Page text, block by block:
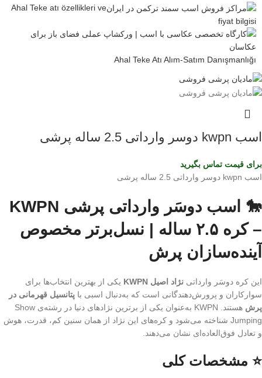
Ahal Teke atı özellikleri ve
fiyat bilgisi
Ahal Teke Atı Alım-Satım Danışmanlığı
اسب kwpn دوسر وارداتی 2.5 ساله پرشی
برای قیمت تماس بگیرید
اسب kwpn دوسر وارداتی 2.5 ساله پرشی
🐎 اسب دوسَر وارداتی پرشی KWPN
– کره ۲.۵ ساله | نسل‌برتر مخصوص
آینده‌سازان پرش
این کره دوسَر وارداتی نژاد اصیل KWPN
یکی از بهترین انتخاب‌ها برای
سوارکاران و پرورش‌دهندگانی است که به‌دنبال اسبی با پتانسیل قهرمانی در
پرش
هستند. KWPN به‌عنوان یکی از برترین نژادهای دنیا در رشته‌ی Show
Jumping شناخته می‌شود و کره‌های این نژاد از همان سنین کم، قدرت، هوش
و تعادل فوق‌العاده‌ای نشان می‌دهند.
⭐ مشخصات کلی